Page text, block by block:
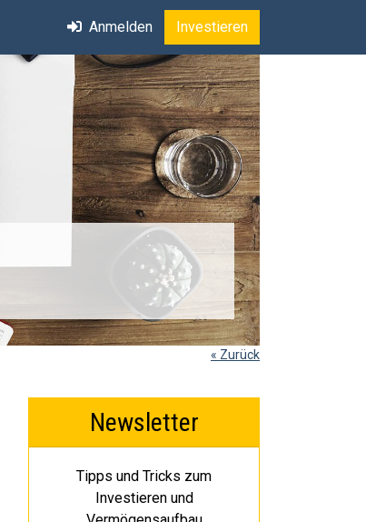
Anmelden Investieren
« Zurück
Newsletter
Tipps und Tricks zum
Investieren und